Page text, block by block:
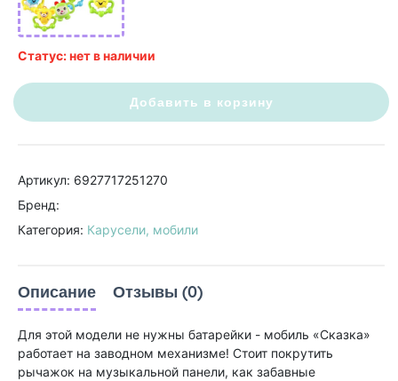
Статус: нет в наличии
Добавить в корзину
Артикул: 6927717251270
Бренд:
Категория: Карусели, мобили
Описание Отзывы (0)
Для этой модели не нужны батарейки - мобиль «Сказка»
работает на заводном механизме! Стоит покрутить
рычажок на музыкальной панели, как забавные